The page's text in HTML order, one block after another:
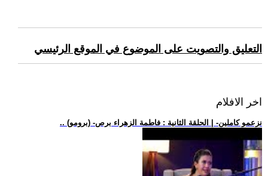
التعليق والتصويت على الموضوع في الموقع الرئيسي
اخر الافلام
.. (برومو) -نزعمو كاملين- | الحلقة الثانية : فاطمة الزهراء برص